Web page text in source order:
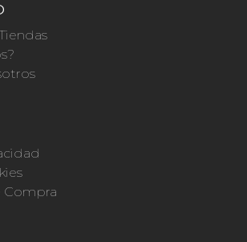
Compra